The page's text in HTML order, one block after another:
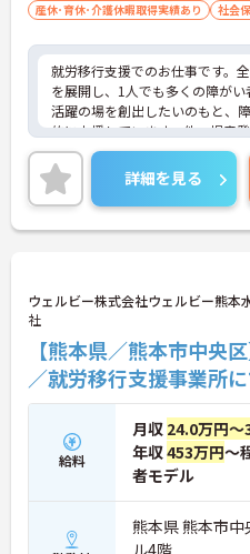
産休･育休･介護休暇取得実績あり
社会
就労移行支援でのお仕事です。
を展開し、1人でも多くの障がい
活躍の場を創出したいのもと、
的に支援しています。他、児童
デイサービスも展開しており安
ご興味ある方には、面接対策ポイ
詳細をお話しいたしますのでお
い！
詳細を見る
ウェルビー株式会社ウェルビー熊本
社
【熊本県／熊本市中央
／就労移行支援事業所
給料
月収 24.0万円～
年収453万円～
者モデル
熊本県 熊本市